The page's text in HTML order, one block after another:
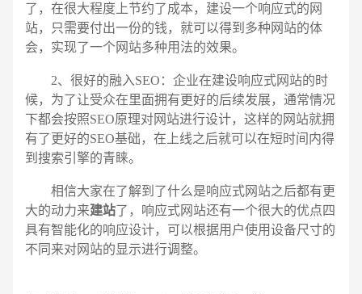
了，在很大程度上节约了成本，建设一个响应式的网
站，只需要付出一份的钱，就可以得到多种网站的体
会，实现了一个网站多种用法的效果。
2、很好的融入SEO：企业在建设响应式网站的时
候，为了让受众在里面拥有更好的后续发展，通常情况
下都会按照SEO原理对网站进行设计，这样的网站就拥
有了更好的SEO基础，在上线之后就可以在短时间内得
到搜索引擎的青睐。
相信大家在了解到了什么是响应式网站之后都有更
大的动力来建站了，响应式网站还有一个很大的优点四
具有智能化的响应设计，可以根据用户使用设备尺寸的
不同来对网站的显示进行调整。